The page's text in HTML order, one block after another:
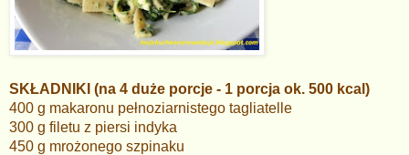
SKŁADNIKI (na 4 duże porcje - 1 porcja ok. 500 kcal)
400 g makaronu pełnoziarnistego tagliatelle
300 g filetu z piersi indyka
450 g mrożonego szpinaku